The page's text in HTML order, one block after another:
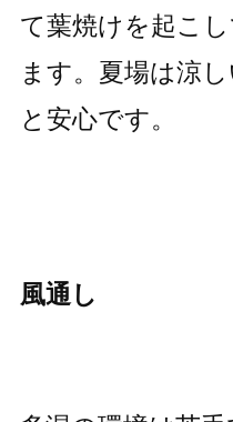
て葉焼けを起こ
ます。夏場は涼
と安心です。
風通し